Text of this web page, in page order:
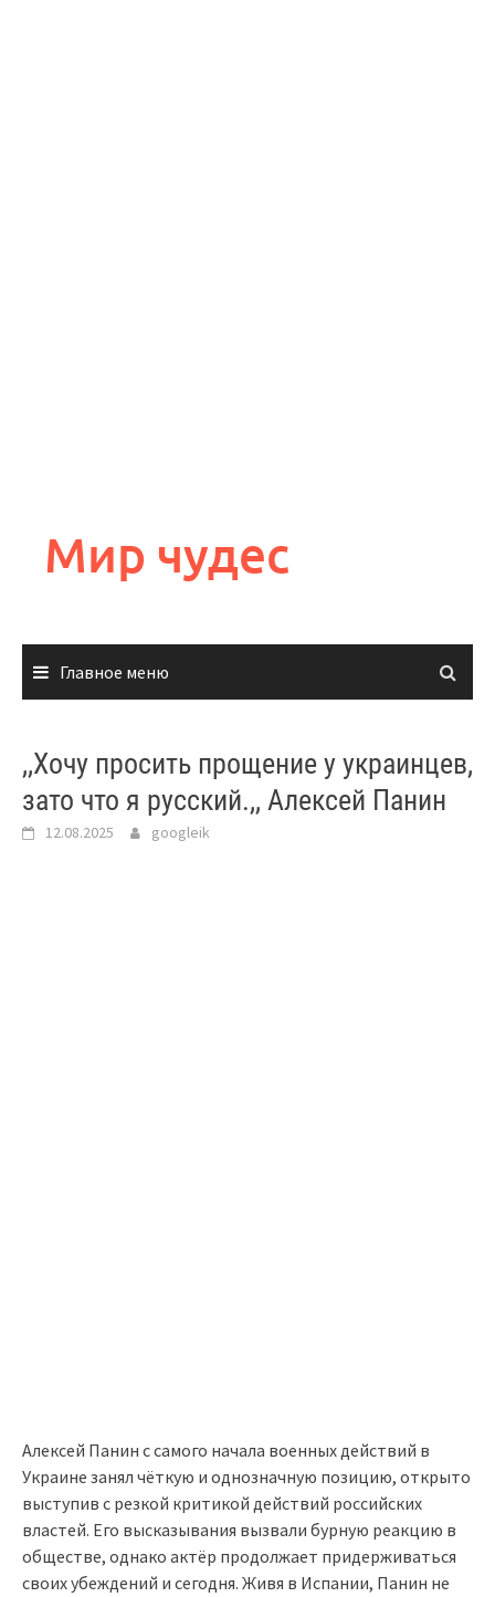
содержимому
Мир чудес
Главное меню
,,Хочу просить прощение у украинцев,
зато что я русский.,, Алексей Панин
12.08.2025 googleik
Алексей Панин с самого начала военных действий в
Украине занял чёткую и однозначную позицию, открыто
выступив с резкой критикой действий российских
властей. Его высказывания вызвали бурную реакцию в
обществе, однако актёр продолжает придерживаться
своих убеждений и сегодня. Живя в Испании, Панин не